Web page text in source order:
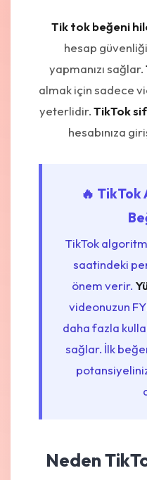
Tik tok beğeni
hesap
yapmanızı sağlar.
almak için sadece
yeterlidir.TikTok
hesabınıza
🔥 TikTok
TikTok
saatindeki
önem verir.
videonuzun
daha fazla
sağlar. İlk
Neden